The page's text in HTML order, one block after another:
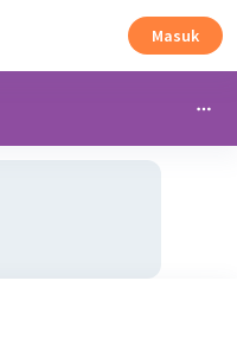
Masuk